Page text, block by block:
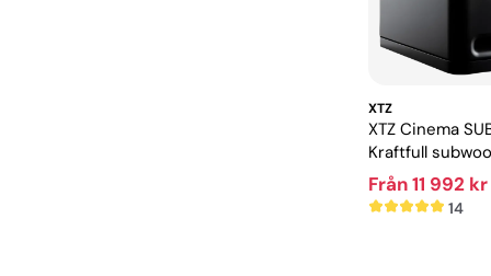
XTZ
XTZ Cinema
Kraftfull
hemmabio
Från 11 992 kr
14